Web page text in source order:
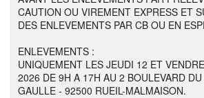
CAUTION OU VIREMENT EXPRESS ET
DES ENLEVEMENTS PAR CB OU EN
ENLEVEMENTS :
UNIQUEMENT LES JEUDI 12 ET
2026 DE 9H A 17H AU 2 BOULEVARD
GAULLE - 92500 RUEIL-MALMAISON.